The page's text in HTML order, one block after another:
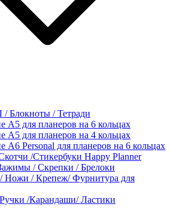
/ Тетради
А5 для планеров на 6 кольцах
А5 для планеров на 4 кольцах
А6 Personal для планеров на 6 кольцах
/Стикербуки Happy Planner
/ Скрепки / Брелоки
Ножи / Крепеж/ Фурнитура для
/Карандаши/ Ластики